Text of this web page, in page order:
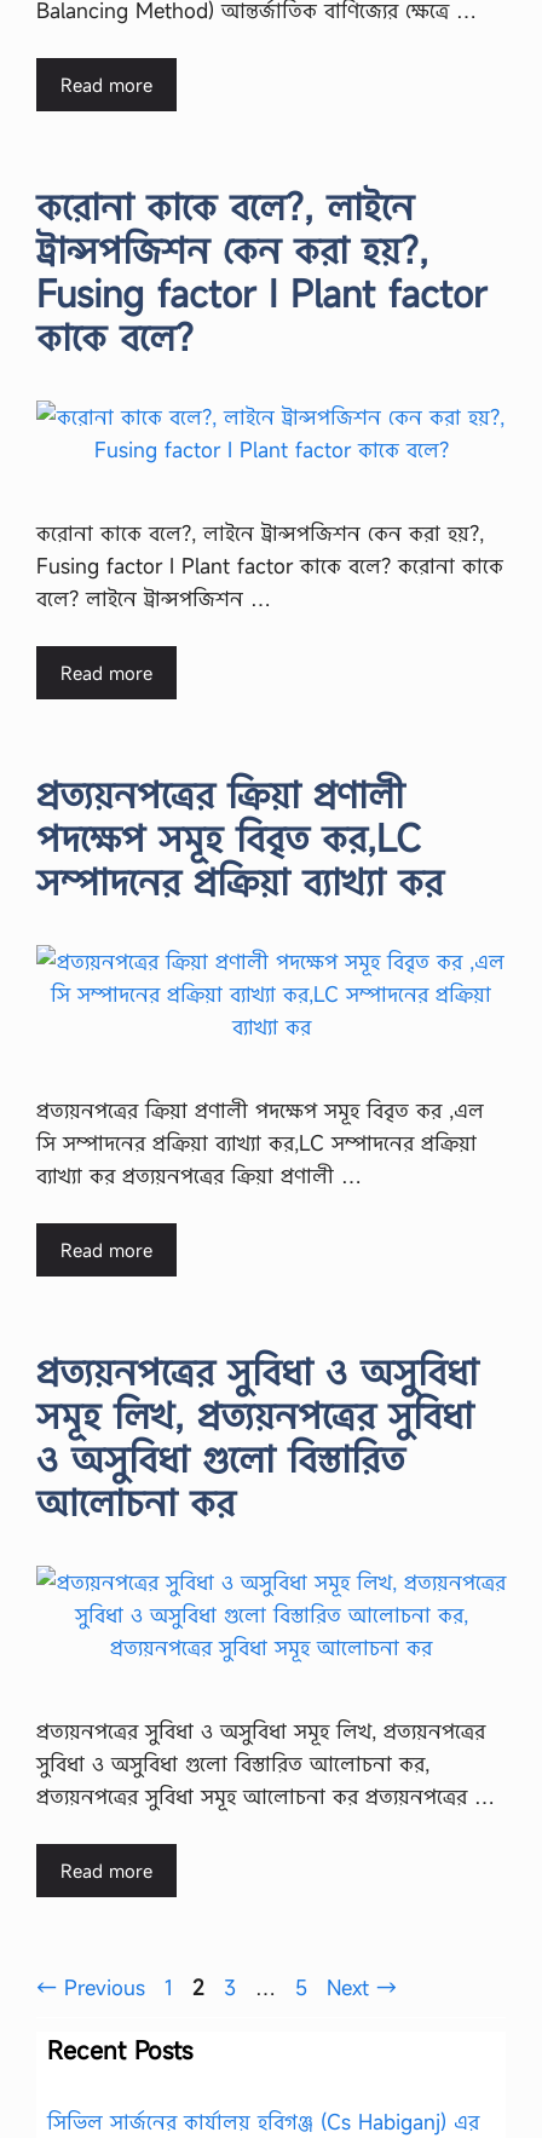
Balancing Method) আন্তর্জাতিক বাণিজ্যের ক্ষেত্রে …
Read more
করোনা কাকে বলে?, লাইনে
ট্রান্সপজিশন কেন করা হয়?,
Fusing factor I Plant factor
কাকে বলে?
করোনা কাকে বলে?, লাইনে ট্রান্সপজিশন কেন করা হয়?,
Fusing factor I Plant factor কাকে বলে? করোনা কাকে
বলে? লাইনে ট্রান্সপজিশন …
Read more
প্রত্যয়নপত্রের ক্রিয়া প্রণালী
পদক্ষেপ সমূহ বিবৃত কর,LC
সম্পাদনের প্রক্রিয়া ব্যাখ্যা কর
প্রত্যয়নপত্রের ক্রিয়া প্রণালী পদক্ষেপ সমূহ বিবৃত কর ,এল
সি সম্পাদনের প্রক্রিয়া ব্যাখ্যা কর,LC সম্পাদনের প্রক্রিয়া
ব্যাখ্যা কর প্রত্যয়নপত্রের ক্রিয়া প্রণালী …
Read more
প্রত্যয়নপত্রের সুবিধা ও অসুবিধা
সমূহ লিখ, প্রত্যয়নপত্রের সুবিধা
ও অসুবিধা গুলো বিস্তারিত
আলোচনা কর
প্রত্যয়নপত্রের সুবিধা ও অসুবিধা সমূহ লিখ, প্রত্যয়নপত্রের
সুবিধা ও অসুবিধা গুলো বিস্তারিত আলোচনা কর,
প্রত্যয়নপত্রের সুবিধা সমূহ আলোচনা কর প্রত্যয়নপত্রের …
Read more
← Previous Page
1 Page
2 Page
3 … Page
5 Next →
Recent Posts
সিভিল সার্জনের কার্যালয় হবিগঞ্জ (Cs Habiganj) এর